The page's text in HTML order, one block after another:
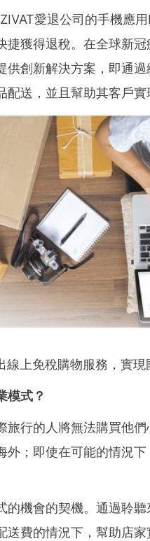
mobile and social
tools and platforms,
the world. PR
in the Americas,
愛退公司的手機應用
捷獲得退稅。在全球新
供創新解決方案，即通
送，並且幫助其客戶實
線上免稅購物服務，實現
模式？
旅行的人將無法購買他
外；即使在可能的情況
的機會的契機。通過聆
送費的情況下，幫助店